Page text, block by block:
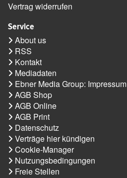
Vertrag widerrufen
Service
About us
RSS
Kontakt
Mediadaten
Ebner Media Group: Impressum
AGB Shop
AGB Online
AGB Print
Datenschutz
Verträge hier kündigen
Cookie-Manager
Nutzungsbedingungen
Freie Stellen